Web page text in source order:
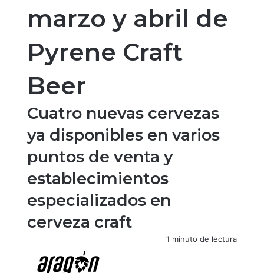
marzo y abril de
Pyrene Craft
Beer
Cuatro nuevas cervezas
ya disponibles en varios
puntos de venta y
establecimientos
especializados en
cerveza craft
1 minuto de lectura